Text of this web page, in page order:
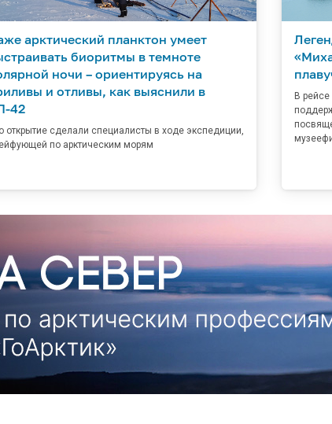
арктический планктон умеет
биоритмы в темноте
ночи – ориентируясь на
и отливы, как выяснили в
42
открытие сделали специалисты в ходе экспедиции,
по арктическим морям
В